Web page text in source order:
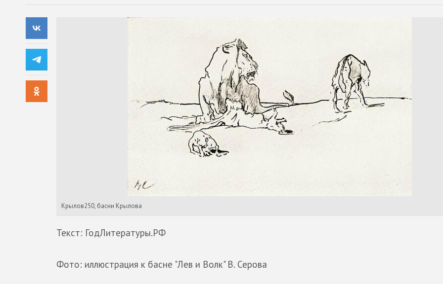
Крылов250, басни Крылова
Текст: ГодЛитературы.РФ
Фото: иллюстрация к басне "Лев и Волк" В. Серова